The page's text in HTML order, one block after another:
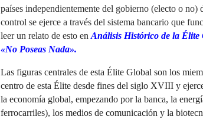
países independientemente del gobierno (electo o
control se ejerce a través del sistema bancario que
leer un relato de esto enAnálisis Histórico de la
«No Poseas Nada».
Las figuras centrales de esta Élite Global son los
centro de esta Élite desde fines del siglo XVIII y
la economía global, empezando por la banca, la
ferrocarriles), los medios de comunicación y la